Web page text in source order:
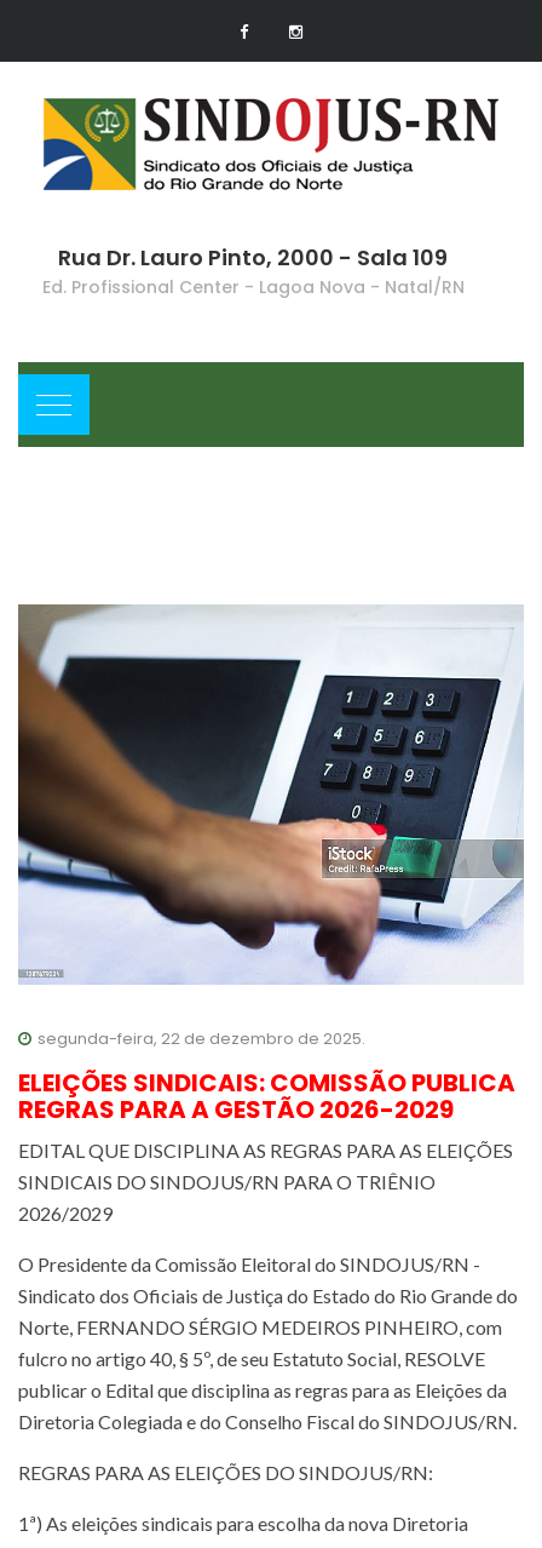
Rua Dr. Lauro Pinto, 2000 - Sala 109
Ed. Profissional Center - Lagoa Nova - Natal/RN
segunda-feira, 22 de dezembro de 2025.
ELEIÇÕES SINDICAIS: COMISSÃO PUBLICA
REGRAS PARA A GESTÃO 2026-2029
EDITAL QUE DISCIPLINA AS REGRAS PARA AS ELEIÇÕES
SINDICAIS DO SINDOJUS/RN PARA O TRIÊNIO
2026/2029
O Presidente da Comissão Eleitoral do SINDOJUS/RN -
Sindicato dos Oficiais de Justiça do Estado do Rio Grande do
Norte, FERNANDO SÉRGIO MEDEIROS PINHEIRO, com
fulcro no artigo 40, § 5º, de seu Estatuto Social, RESOLVE
publicar o Edital que disciplina as regras para as Eleições da
Diretoria Colegiada e do Conselho Fiscal do SINDOJUS/RN.
REGRAS PARA AS ELEIÇÕES DO SINDOJUS/RN:
1ª) As eleições sindicais para escolha da nova Diretoria